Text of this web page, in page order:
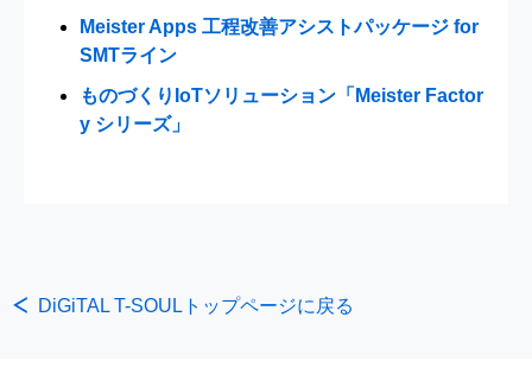
Meister Apps 工程改善アシストパッケージ for
SMTライン
ものづくりIoTソリューション「Meister Factor
y シリーズ」
DiGiTAL T-SOULトップページに戻る